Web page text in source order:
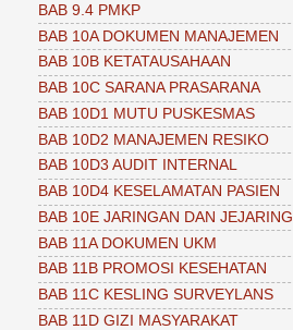
BAB 9.4 PMKP
BAB 10A DOKUMEN MANAJEMEN
BAB 10B KETATAUSAHAAN
BAB 10C SARANA PRASARANA
BAB 10D1 MUTU PUSKESMAS
BAB 10D2 MANAJEMEN RESIKO
BAB 10D3 AUDIT INTERNAL
BAB 10D4 KESELAMATAN PASIEN
BAB 10E JARINGAN DAN JEJARING
BAB 11A DOKUMEN UKM
BAB 11B PROMOSI KESEHATAN
BAB 11C KESLING SURVEYLANS
BAB 11D GIZI MASYARAKAT